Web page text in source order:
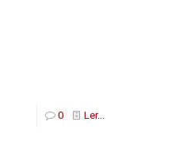
0 Ler...